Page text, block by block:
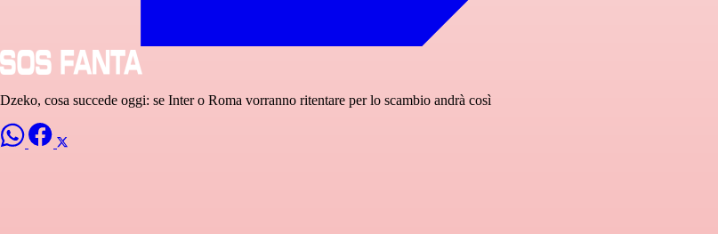
Dzeko, cosa succede oggi: se Inter o Roma vorranno ritentare per lo scambio andrà così